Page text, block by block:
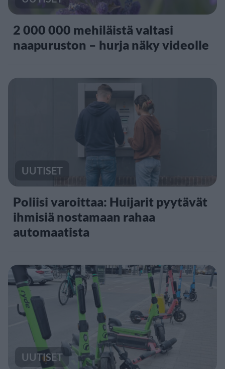
2 000 000 mehiläistä valtasi
naapuruston – hurja näky videolle
UUTISET
Poliisi varoittaa: Huijarit pyytävät
ihmisiä nostamaan rahaa
automaatista
UUTISET